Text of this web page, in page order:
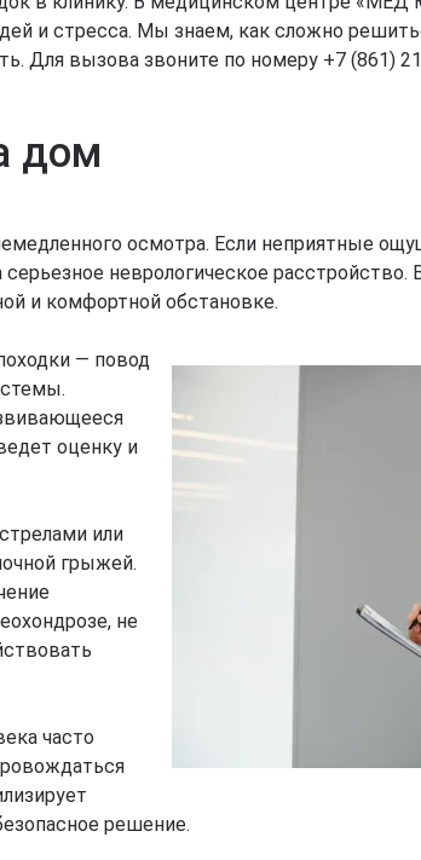
и стресса. Мы знаем, как сложно
Для вызова звоните по номеру +7 (861)
дом
осмотра. Если неприятные
неврологическое расстройство.
и комфортной обстановке.
— повод
оценку и
или
грыжей.
не
часто
решение.